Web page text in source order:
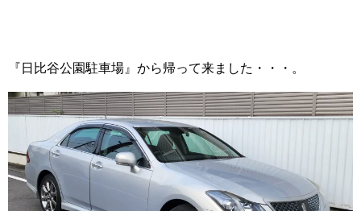
『日比谷公園駐車場』から帰って来ました・・・。